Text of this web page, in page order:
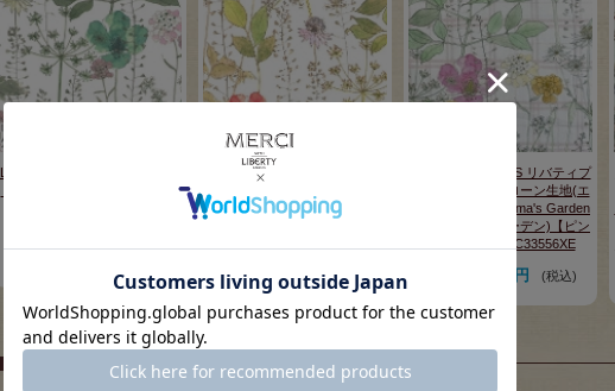
LIBERTY FABRICS リバティプ
リント 国産タナローン生地(エ
LIBERTY FABRICS リバティプ
ターナル)<br>＜Irma＞(イル
LIBERTY FABRICS リバティプ
リント 国産タナローン生地(エ
ターナル)<br>＜Irma's Garden
＞(イルマズ・ガーデン)【ピン
クチェック】DC33556XE
389円 (税込)